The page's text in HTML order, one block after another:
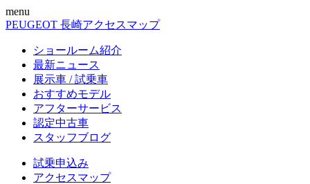
menu
PEUGEOT 長崎アクセスマップ
ショールーム紹介
最新ニュース
展示車 / 試乗車
おすすめモデル
アフターサービス
認定中古車
スタッフブログ
試乗申込み
アクセスマップ